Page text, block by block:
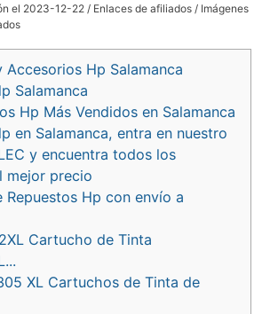
el 2023-12-22 / Enlaces de afiliados / Imágenes
Accesorios Hp Salamanca
Salamanca
Hp Más Vendidos en Salamanca
en Salamanca, entra en nuestro
y encuentra todos los
mejor precio
Repuestos Hp con envío a
Cartucho de Tinta
XL Cartuchos de Tinta de